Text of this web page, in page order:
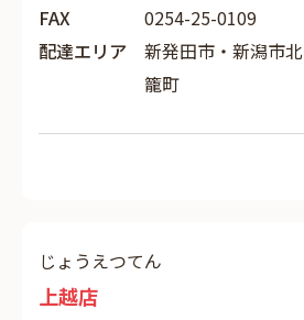
FAX
0254-25-0109
配達エリア
新発田市・新潟市
籠町
じょうえつてん
上越店